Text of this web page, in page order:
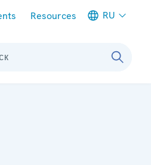
Resources RU